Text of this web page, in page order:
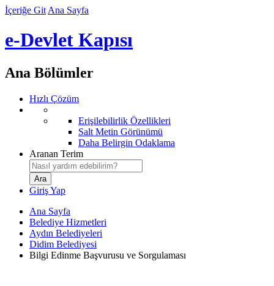
İçeriğe Git Ana Sayfa
e-Devlet Kapısı
Ana Bölümler
Hızlı Çözüm
Erişilebilirlik Özellikleri
Salt Metin Görünümü
Daha Belirgin Odaklama
Aranan Terim
Giriş Yap
Ana Sayfa
Belediye Hizmetleri
Aydın Belediyeleri
Didim Belediyesi
Bilgi Edinme Başvurusu ve Sorgulaması